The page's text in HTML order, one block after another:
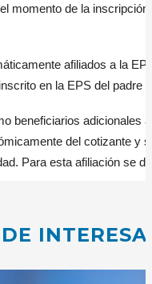
momento de la
afiliados a la
en la EPS del padre
beneficiarios adicionales
del cotizante y
Para esta afiliación se